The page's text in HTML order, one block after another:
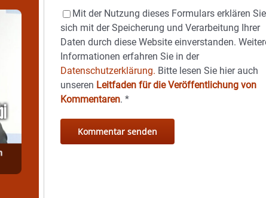
Mit der Nutzung dieses Formulars erklären Sie
sich mit der Speicherung und Verarbeitung Ihrer
Daten durch diese Website einverstanden.
Informationen erfahren Sie in der
Datenschutzerklärung. Bitte lesen Sie hier auch
unseren Leitfaden für die Veröffentlichung von
Kommentaren.*